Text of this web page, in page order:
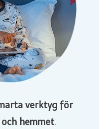
verktyg för
hemmet.